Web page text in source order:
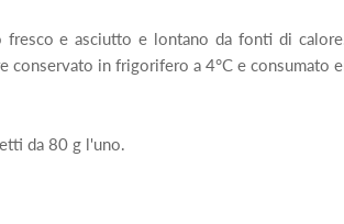
fresco e asciutto e lontano da fonti di
conservato in frigorifero a 4°C e consumato
da 80 g l'uno.